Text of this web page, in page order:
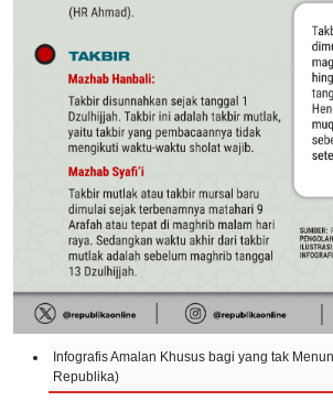
Infografis Amalan Khusus bagi yang tak
Republika)